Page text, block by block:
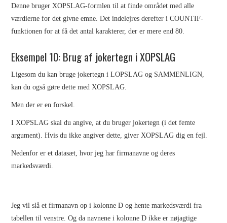
Denne bruger XOPSLAG-formlen til at finde området med alle
værdierne for det givne emne. Det indelejres derefter i COUNTIF-
funktionen for at få det antal karakterer, der er mere end 80.
Eksempel 10: Brug af jokertegn i XOPSLAG
Ligesom du kan bruge jokertegn i LOPSLAG og SAMMENLIGN,
kan du også gøre dette med XOPSLAG.
Men der er en forskel.
I XOPSLAG skal du angive, at du bruger jokertegn (i det femte
argument). Hvis du ikke angiver dette, giver XOPSLAG dig en fejl.
Nedenfor er et datasæt, hvor jeg har firmanavne og deres
markedsværdi.
Jeg vil slå et firmanavn op i kolonne D og hente markedsværdi fra
tabellen til venstre. Og da navnene i kolonne D ikke er nøjagtige